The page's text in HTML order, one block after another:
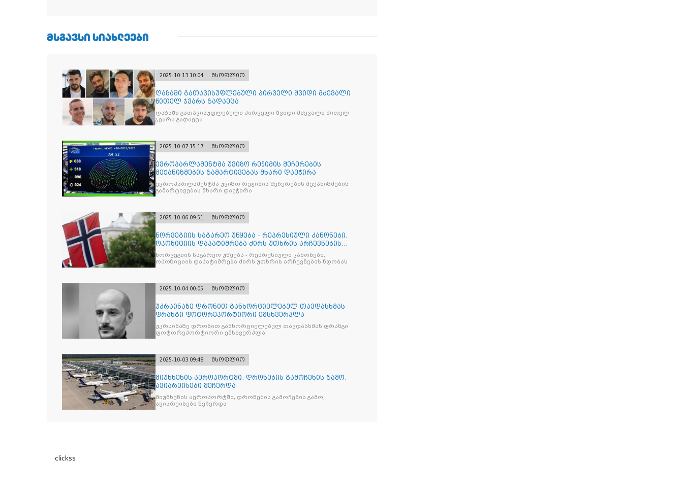
ᲛᲡᲒᲐᲕᲡᲘ ᲡᲘᲐᲮᲚᲔᲔᲑᲘ
2025-10-13 10:04 მსოფლიო
ღაზაში გათავისუფლებული პირველი შვიდი მძევალი
წითელ ჯვარს გადაეცა
ღაზაში გათავისუფლებული პირველი შვიდი მძევალი წითელ
ჯვარს გადაეცა
2025-10-07 15:17 მსოფლიო
ევროპარლამენტმა უვიზო რეჟიმის შეჩერების
მექანიზმების გამარტივებას მხარი დაუჭირა
ევროპარლამენტმა უვიზო რეჟიმის შეჩერების მექანიზმების
გამარტივებას მხარი დაუჭირა
2025-10-06 09:51 მსოფლიო
ნორვეგიის საგარეო უწყება - რეპრესიული კანონები,
ოპოზიციის დაპატიმრება ძირს უთხრის არჩევნების
ნდობას
ნორვეგიის საგარეო უწყება - რეპრესიული კანონები,
ოპოზიციის დაპატიმრება ძირს უთხრის არჩევნების ნდობას
2025-10-04 00:05 მსოფლიო
უკრაინაზე დრონით განხორციელებულ თავდასხმას
ფრანგი ფოტორეპორტიორი ემსხვერპლა
უკრაინაზე დრონით განხორციელებულ თავდასხმას ფრანგი
ფოტორეპორტიორი ემსხვერპლა
2025-10-03 09:48 მსოფლიო
მიუნხენის აეროპორტში, დრონების გამოჩენის გამო,
ავიარეისები შეჩერდა
მიუნხენის აეროპორტში, დრონების გამოჩენის გამო,
ავიარეისები შეჩერდა
clickss